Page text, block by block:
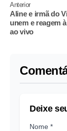
Anterior
Aline e irmã do
unem e reagem
ao vivo
Deixe
Nome *